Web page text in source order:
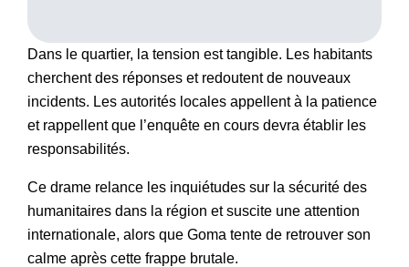
Dans le quartier, la tension est tangible. Les habitants
cherchent des réponses et redoutent de nouveaux
incidents. Les autorités locales appellent à la patience
et rappellent que l’enquête en cours devra établir les
responsabilités.
Ce drame relance les inquiétudes sur la sécurité des
humanitaires dans la région et suscite une attention
internationale, alors que Goma tente de retrouver son
calme après cette frappe brutale.